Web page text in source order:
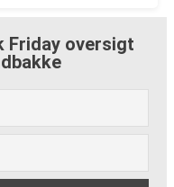
Friday oversigt